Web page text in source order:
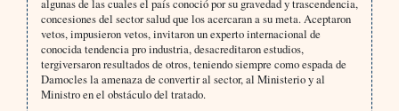
algunas de las cuales el país conoció por su gravedad y trascendencia,
concesiones del sector salud que los acercaran a su meta. Aceptaron
vetos, impusieron vetos, invitaron un experto internacional de
conocida tendencia pro industria, desacreditaron estudios,
tergiversaron resultados de otros, teniendo siempre como espada de
Damocles la amenaza de convertir al sector, al Ministerio y al
Ministro en el obstáculo del tratado.